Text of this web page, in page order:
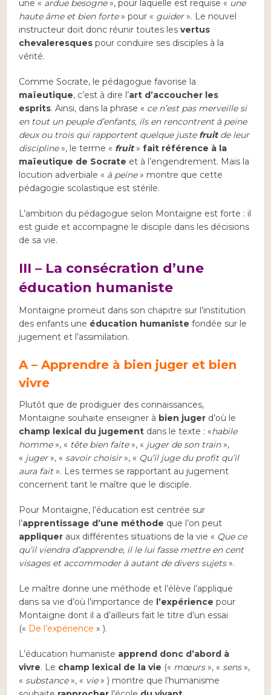
une « ardue besogne», pour laquelle est requise « une
haute âme et bien forte» pour « guider». Le nouvel
instructeur doit donc réunir toutes lesvertus
chevaleresques pour conduire ses disciples à la
vérité.
Comme Socrate, le pédagogue favorise la
maïeutique, c’est à dire l’art d’accoucher les
esprits. Ainsi, dans la phrase « ce n’est pas merveille si
en tout un peuple d’enfants, ils en rencontrent à peine
deux ou trois qui rapportent quelque juste fruitde leur
discipline», le terme « fruit »fait référence à la
maïeutique de Socrate et à l’engendrement. Mais la
locution adverbiale « à peine» montre que cette
pédagogie scolastique est stérile.
L’ambition du pédagogue selon Montaigne est forte : il
est guide et accompagne le disciple dans les décisions
de sa vie.
III – La consécration d’une
éducation humaniste
Montaigne promeut dans son chapitre sur l’institution
des enfants une éducation humaniste fondée sur le
jugement et l’assimilation.
A – Apprendre à bien juger et bien
vivre
Plutôt que de prodiguer des connaissances,
Montaigne souhaite enseigner à bien juger d’où le
champ lexical du jugement dans le texte : «habile
homme», « tête bien faite», « juger de son train»,
« juger», « savoir choisir», « Qu’il juge du profit qu’il
aura fait». Les termes se rapportant au jugement
concernent tant le maître que le disciple.
Pour Montaigne, l’éducation est centrée sur
l’apprentissage d’une méthode que l’on peut
appliquer aux différentes situations de la vie « Que ce
qu’il viendra d’apprendre, il le lui fasse mettre en cent
visages et accommoder à autant de divers sujets».
Le maître donne une méthode et l’élève l’applique
dans sa vie d’où l’importance de l’expérience pour
Montaigne dont il a d’ailleurs fait le titre d’un essai
(« De l’expérience » ).
L’éducation humaniste apprend donc d’abord à
vivre. Le champ lexical de la vie (« mœurs», « sens»,
« substance», « vie» ) montre que l’humanisme